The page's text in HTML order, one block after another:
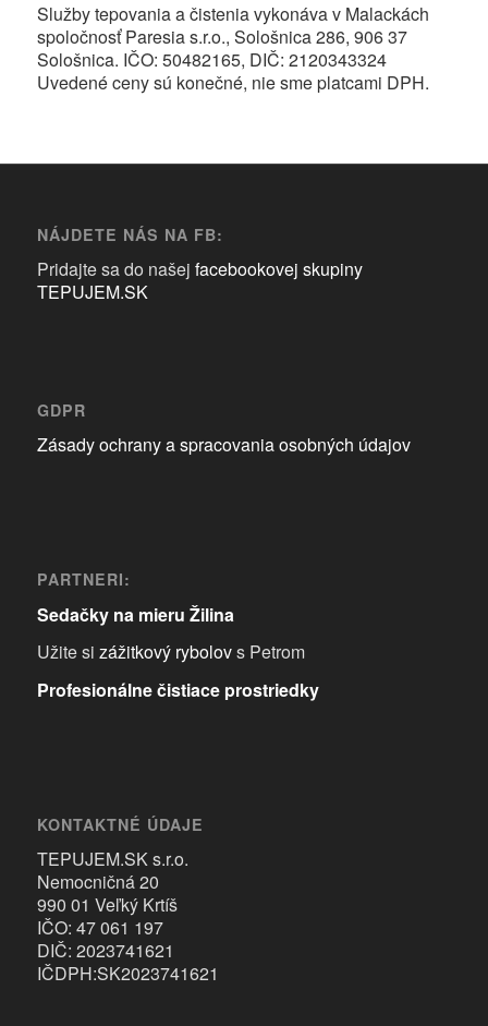
Služby tepovania a čistenia vykonáva v Malackách
spoločnosť Paresia s.r.o., Sološnica 286, 906 37
Sološnica. IČO: 50482165, DIČ: 2120343324
Uvedené ceny sú konečné, nie sme platcami DPH.
NÁJDETE NÁS NA FB:
Pridajte sa do našej facebookovej skupiny
TEPUJEM.SK
GDPR
Zásady ochrany a spracovania osobných údajov
PARTNERI:
Sedačky na mieru Žilina
Užite si zážitkový rybolovs Petrom
Profesionálne čistiace prostriedky
KONTAKTNÉ ÚDAJE
TEPUJEM.SK s.r.o.
Nemocničná 20
990 01 Veľký Krtíš
IČO: 47 061 197
DIČ: 2023741621
IČDPH:SK2023741621